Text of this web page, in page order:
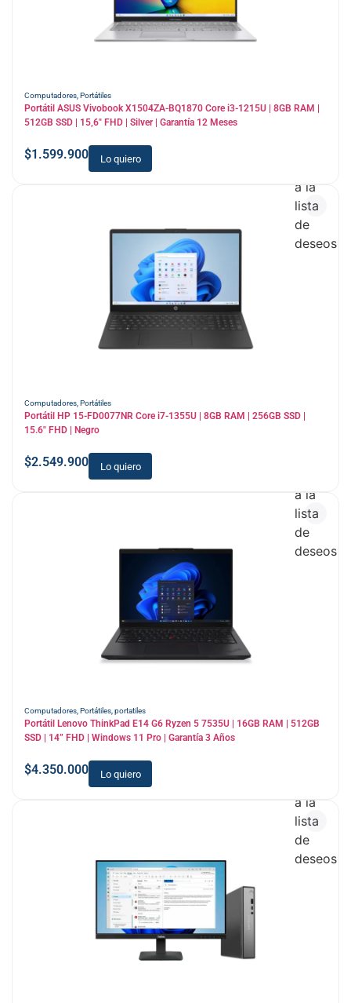
Computadores, Portátiles
Portátil ASUS Vivobook X1504ZA-BQ1870 Core i3-1215U | 8GB RAM |
512GB SSD | 15,6″ FHD | Silver | Garantía 12 Meses
$1.599.900 Lo quiero
Computadores, Portátiles
Portátil HP 15-FD0077NR Core i7-1355U | 8GB RAM | 256GB SSD |
15.6″ FHD | Negro
$2.549.900 Lo quiero
a la
lista
de
deseos
Computadores, Portátiles,portatiles
Portátil Lenovo ThinkPad E14 G6 Ryzen 5 7535U | 16GB RAM | 512GB
SSD | 14” FHD | Windows 11 Pro | Garantía 3 Años
$4.350.000 Lo quiero
a la
lista
de
deseos
a la
lista
de
deseos